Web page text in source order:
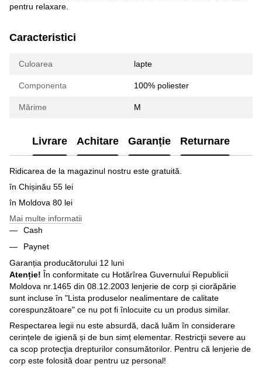
pentru relaxare.
Caracteristici
Culoarea lapte
Componenta 100% poliester
Mărime M
Livrare Achitare Garanție Returnare
Ridicarea de la magazinul nostru este gratuită.
în Chișinău 55 lei
în Moldova 80 lei
Mai multe informatii
Cash
Paynet
Garanția producătorului 12 luni
Atenție! În conformitate cu Hotărîrea Guvernului Republicii
Moldova nr.1465 din 08.12.2003 lenjerie de corp și ciorăpărie
sunt incluse în "Lista produselor nealimentare de calitate
corespunzătoare" ce nu pot fi înlocuite cu un produs similar.
Respectarea legii nu este absurdă, dacă luăm în considerare
cerințele de igienă și de bun simț elementar. Restricţii severe au
ca scop protecţia drepturilor consumătorilor. Pentru că lenjerie de
corp este folosită doar pentru uz personal!